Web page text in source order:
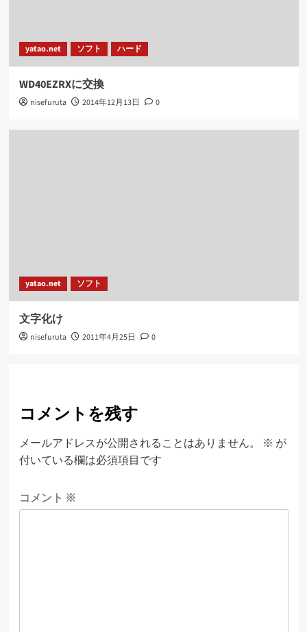
yatao.net ソフト ハード
WD40EZRXに交換
nisefuruta 2014年12月13日 0
yatao.net ソフト
文字化け
nisefuruta 2011年4月25日 0
コメントを残す
メールアドレスが公開されることはありません。 ※ が
付いている欄は必須項目です
コメント ※